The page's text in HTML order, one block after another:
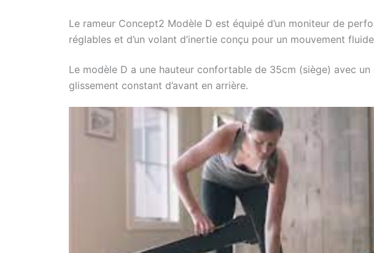
Le rameur Concept2 Modèle D est équipé d’un moniteur de
réglables et d’un volant d’inertie conçu pour un mouvement
Le modèle D a une hauteur confortable de 35cm (siège) avec
glissement constant d’avant en arrière.